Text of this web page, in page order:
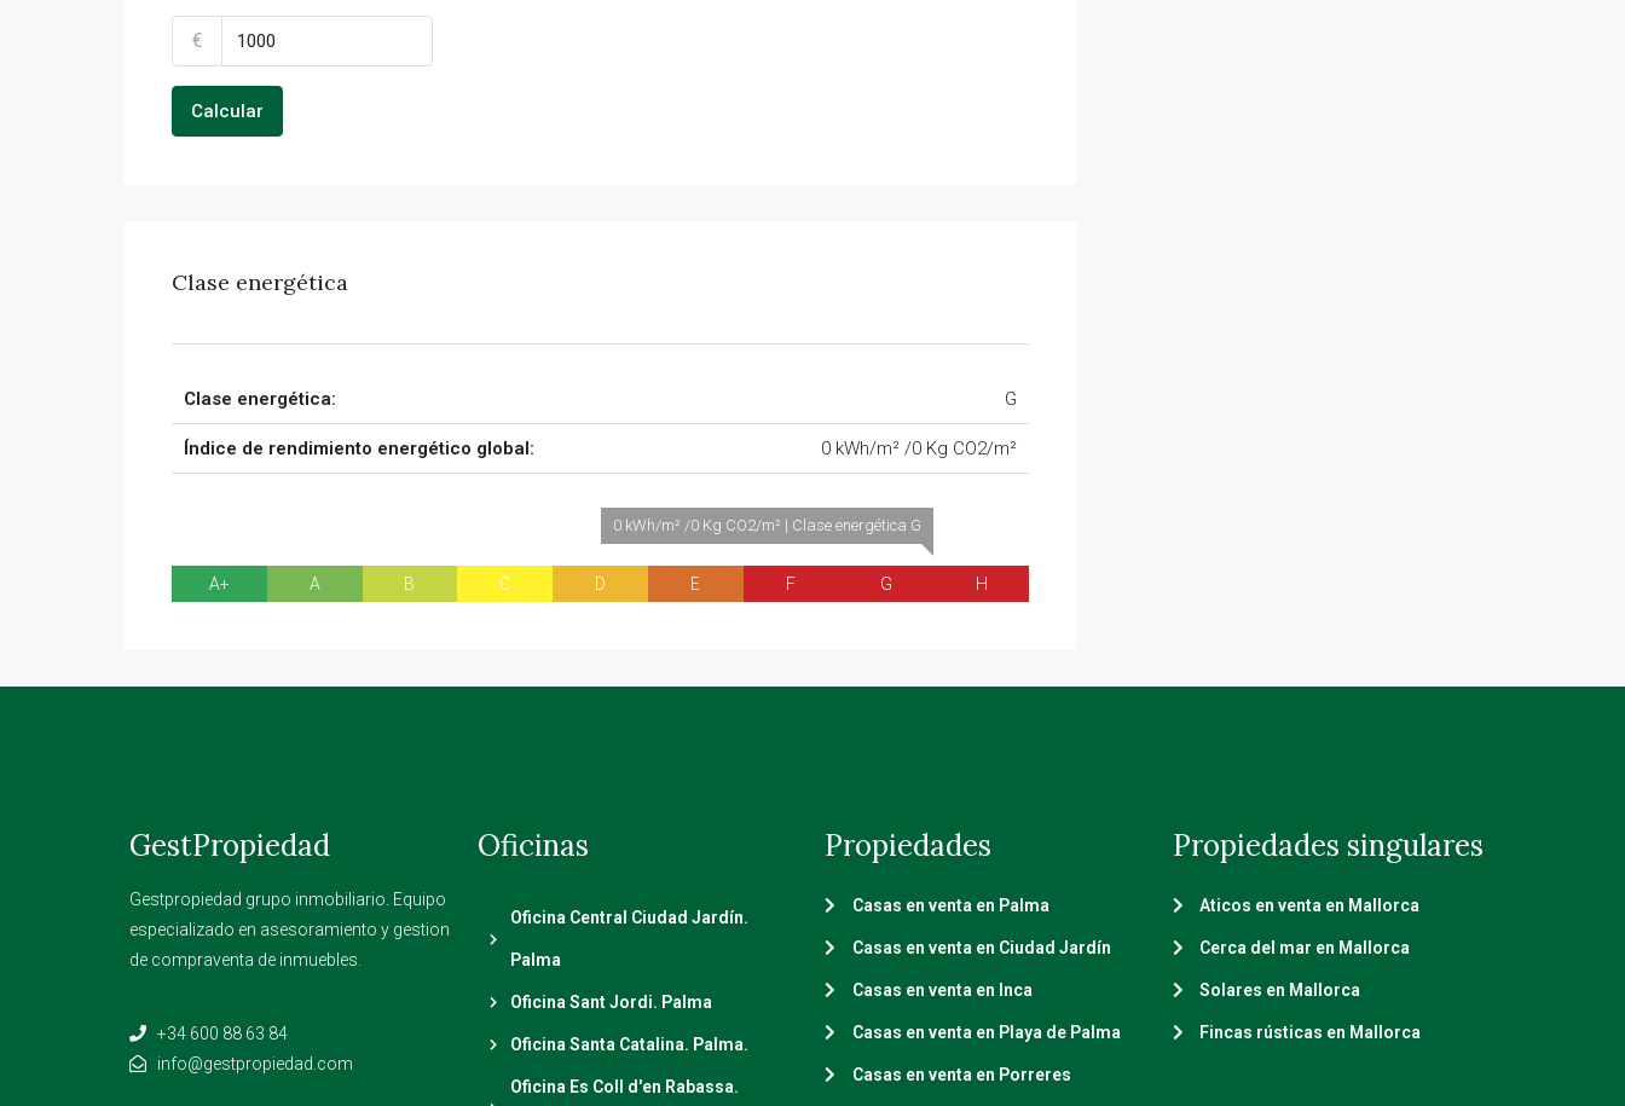
€
Calcular
Clase energética
Clase energética: G
Índice de rendimiento energético global: 0 kWh/m² /0 Kg CO2/m²
A+ A B C D E F
0 kWh/m² /0 Kg CO2/m² | Clase energética G
G H
GestPropiedad
Gestpropiedad grupo inmobiliario. Equipo
especializado en asesoramiento y gestion
de compraventa de inmuebles.
+34 600 88 63 84
info@gestpropiedad.com
Oficinas
Oficina Central Ciudad Jardín.
Palma
Oficina Sant Jordi. Palma
Oficina Santa Catalina. Palma.
Oficina Es Coll d'en Rabassa.
Propiedades
Casas en venta en Palma
Casas en venta en Ciudad Jardín
Casas en venta en Inca
Casas en venta en Playa de Palma
Casas en venta en Porreres
Propiedades singulares
Aticos en venta en Mallorca
Cerca del mar en Mallorca
Solares en Mallorca
Fincas rústicas en Mallorca